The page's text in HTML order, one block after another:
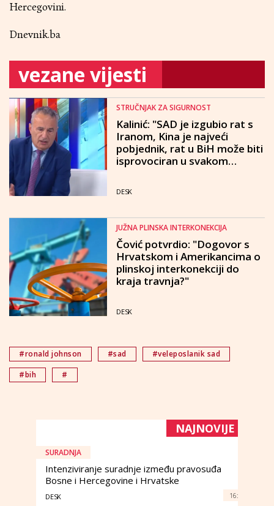
Hercegovini.
Dnevnik.ba
vezane vijesti
STRUČNJAK ZA SIGURNOST
Kalinić: "SAD je izgubio rat s
Iranom, Kina je najveći
pobjednik, rat u BiH može biti
isprovociran u svakom
DESK
JUŽNA PLINSKA INTERKONEKCIJA
Čović potvrdio: "Dogovor s
Hrvatskom i Amerikancima o
plinskoj interkonekciji do
kraja travnja?"
DESK
#ronald johnson #sad
#veleposlanik sad
#bih
#
NAJNOVIJE
SURADNJA
Intenziviranje suradnje između pravosuđa
Bosne i Hercegovine i Hrvatske
DESK 16: